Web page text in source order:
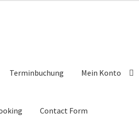
Terminbuchung Mein Konto
Contact Form